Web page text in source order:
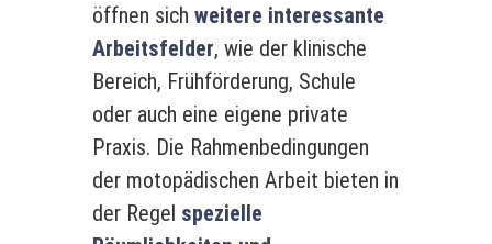
öffnen sich weitere interessante
Arbeitsfelder, wie der klinische
Bereich, Frühförderung, Schule
oder auch eine eigene private
Praxis. Die Rahmenbedingungen
der motopädischen Arbeit bieten in
der Regel spezielle